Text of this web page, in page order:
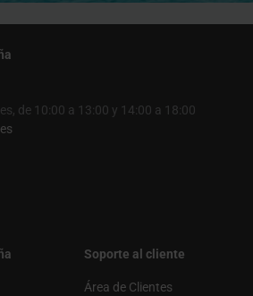
de 10:00 a 13:00 y 14:00 a 18:00
Soporte al cliente
Área de Clientes